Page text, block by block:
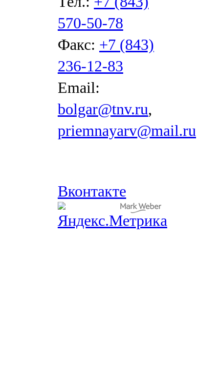
570-50-78
Факс: +7 (843)
236-12-83
Email:
bolgar@tnv.ru,
priemnayarv@mail.ru
Вконтакте